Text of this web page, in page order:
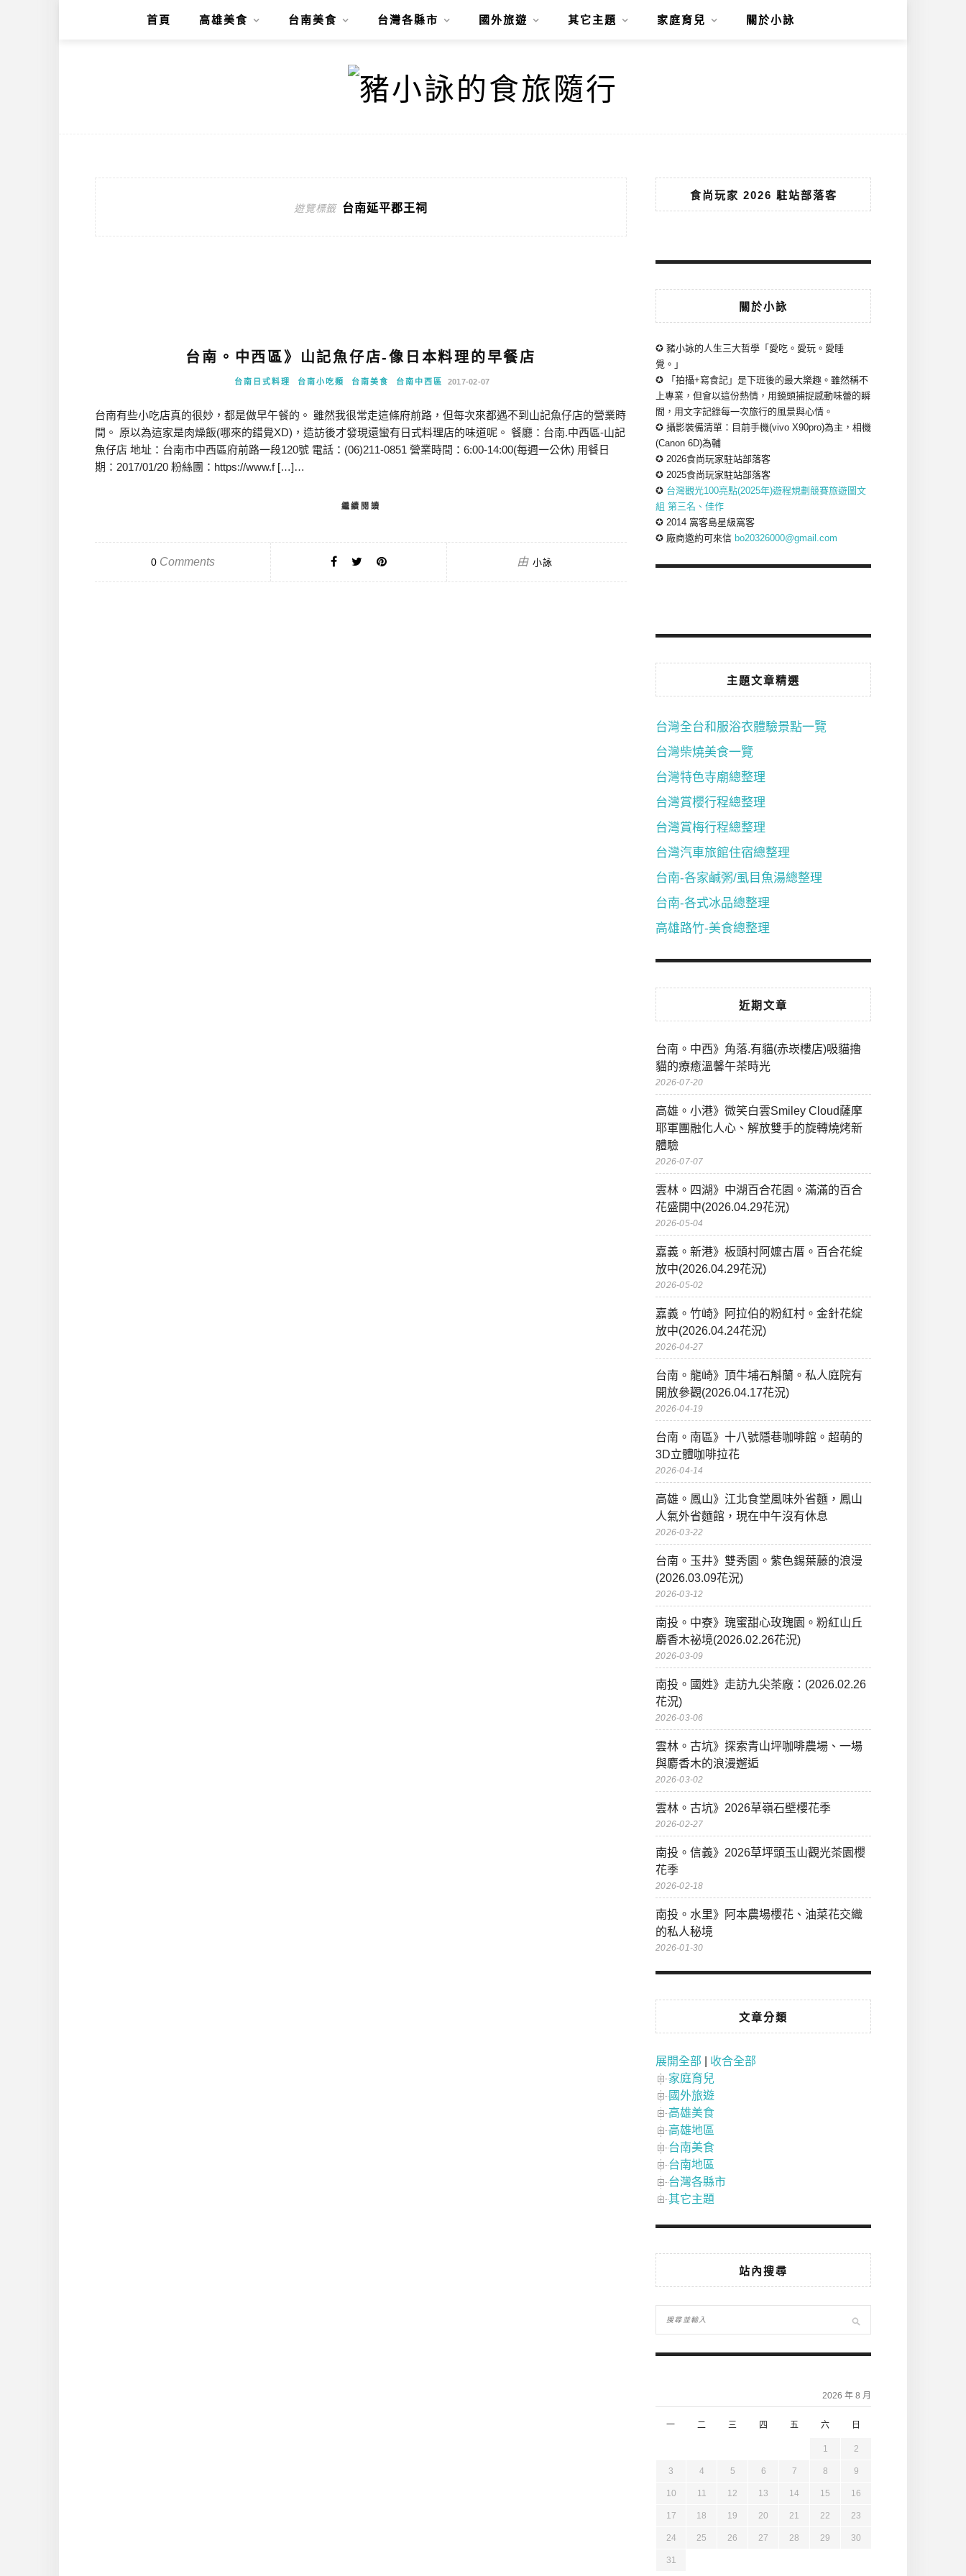
首頁 高雄美食 台南美食 台灣各縣市 國外旅遊 其它主題 家庭育兒 關於小詠
遊覽標籤 台南延平郡王祠
台南。中西區》山記魚仔店-像日本料理的早餐店
台南日式料理 台南小吃類 台南美食 台南中西區 2017-02-07
台南有些小吃店真的很妙，都是做早午餐的。 雖然我很常走這條府前路，但每次來都遇不到山記魚仔店的營業時
間。 原以為這家是肉燥飯(哪來的錯覺XD)，造訪後才發現還蠻有日式料理店的味道呢。 餐廳：台南.中西區-山記
魚仔店 地址：台南市中西區府前路一段120號 電話：(06)211-0851 營業時間：6:00-14:00(每週一公休) 用餐日
期：2017/01/20 粉絲團：https://www.f […]…
繼續閱讀
0Comments 由 小詠
食尚玩家 2026 駐站部落客
關於小詠
✪ 豬小詠的人生三大哲學「愛吃。愛玩。愛睡
覺。」
✪ 「拍攝+寫食記」是下班後的最大樂趣。雖然稱不
上專業，但會以這份熱情，用鏡頭捕捉感動味蕾的瞬
間，用文字記錄每一次旅行的風景與心情。
✪ 攝影裝備清單：目前手機(vivo X90pro)為主，相機
(Canon 6D)為輔
✪ 2026食尚玩家駐站部落客
✪ 2025食尚玩家駐站部落客
✪ 台灣觀光100亮點(2025年)遊程規劃競賽旅遊圖文
組 第三名、佳作
✪ 2014 窩客島星級窩客
✪ 廠商邀約可來信 bo20326000@gmail.com
主題文章精選
台灣全台和服浴衣體驗景點一覽
台灣柴燒美食一覽
台灣特色寺廟總整理
台灣賞櫻行程總整理
台灣賞梅行程總整理
台灣汽車旅館住宿總整理
台南-各家鹹粥/虱目魚湯總整理
台南-各式冰品總整理
高雄路竹-美食總整理
近期文章
台南。中西》角落.有貓(赤崁樓店)吸貓擼
貓的療癒溫馨午茶時光
2026-07-20
高雄。小港》微笑白雲Smiley Cloud薩摩
耶軍團融化人心、解放雙手的旋轉燒烤新
體驗
2026-07-07
雲林。四湖》中湖百合花園。滿滿的百合
花盛開中(2026.04.29花況)
2026-05-04
嘉義。新港》板頭村阿嬤古厝。百合花綻
放中(2026.04.29花況)
2026-05-02
嘉義。竹崎》阿拉伯的粉紅村。金針花綻
放中(2026.04.24花況)
2026-04-27
台南。龍崎》頂牛埔石斛蘭。私人庭院有
開放參觀(2026.04.17花況)
2026-04-19
台南。南區》十八號隱巷咖啡館。超萌的
3D立體咖啡拉花
2026-04-14
高雄。鳳山》江北食堂風味外省麵，鳳山
人氣外省麵館，現在中午沒有休息
2026-03-22
台南。玉井》雙秀園。紫色錫葉藤的浪漫
(2026.03.09花況)
2026-03-12
南投。中寮》瑰蜜甜心玫瑰園。粉紅山丘
麝香木祕境(2026.02.26花況)
2026-03-09
南投。國姓》走訪九尖茶廠：(2026.02.26
花況)
2026-03-06
雲林。古坑》探索青山坪咖啡農場、一場
與麝香木的浪漫邂逅
2026-03-02
雲林。古坑》2026草嶺石壁櫻花季
2026-02-27
南投。信義》2026草坪頭玉山觀光茶園櫻
花季
2026-02-18
南投。水里》阿本農場櫻花、油菜花交織
的私人秘境
2026-01-30
文章分類
展開全部
收合全部
家庭育兒
國外旅遊
高雄美食
高雄地區
台南美食
台南地區
台灣各縣市
其它主題
站內搜尋
2026 年 8 月
一 二 三 四 五 六 日
1 2
3 4 5 6 7 8 9
10 11 12 13 14 15 16
17 18 19 20 21 22 23
24 25 26 27 28 29 30
31